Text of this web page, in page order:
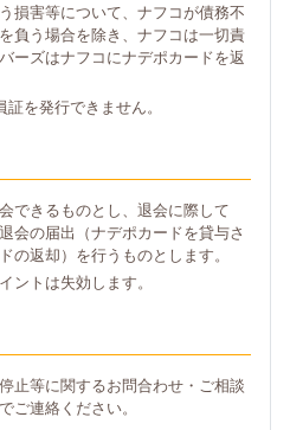
損害等について、ナフコが債務不
負う場合を除き、ナフコは一切責
ーズはナフコにナデポカードを返
を発行できません。
できるものとし、退会に際して
会の届出（ナデポカードを貸与さ
の返却）を行うものとします。
ントは失効します。
止等に関するお問合わせ・ご相談
ご連絡ください。